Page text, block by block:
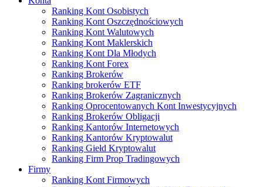
Ranking Kont Osobistych
Ranking Kont Oszczędnościowych
Ranking Kont Walutowych
Ranking Kont Maklerskich
Ranking Kont Dla Młodych
Ranking Kont Forex
Ranking Brokerów
Ranking brokerów ETF
Ranking Brokerów Zagranicznych
Ranking Oprocentowanych Kont Inwestycyjnych
Ranking Brokerów Obligacji
Ranking Kantorów Internetowych
Ranking Kantorów Kryptowalut
Ranking Giełd Kryptowalut
Ranking Firm Prop Tradingowych
Firmy
Ranking Kont Firmowych